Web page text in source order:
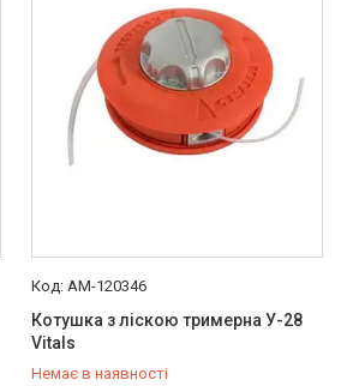
AM-120346
Котушка з ліскою тримерна У-28
Vitals
Немає в наявності